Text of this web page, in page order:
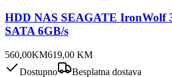
HDD NAS SEAGATE IronWolf
SATA 6GB/s
560,00KM619,00 KM
Dostupno
Besplatna dostava